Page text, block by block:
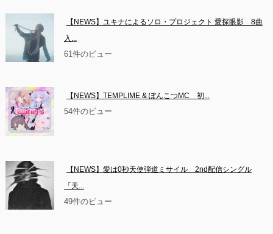
【NEWS】ユキナによるソロ・プロジェクト 愛探眼影　8曲
入...
61件のビュー
【NEWS】TEMPLIME & ぽんこつMC　初...
54件のビュー
【NEWS】愛は0秒天使弾道ミサイル　2nd配信シングル
「天...
49件のビュー